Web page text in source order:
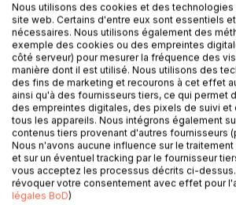
DESCRIPTION
La collection « Connaître une oeuvre »
possibilité de tout savoir du Chef-
Balzac, grâce à une fiche de lecture
détaillée.
La rédaction, claire et accessible, a été
spécialiste universitaire.
Cette fiche de lecture répond à une
Nous utilisons des cookies et des technologies
site web. Certains d'entre eux sont essentiels
nécessaires. Nous utilisons également des
exemple des cookies ou des empreintes
côté serveur) pour mesurer la fréquence des
manière dont il est utilisé. Nous utilisons des
des fins de marketing et recourons à cet effet
ainsi qu'à des fournisseurs tiers, ce qui permet
des empreintes digitales, des pixels de suivi et
tous les appareils. Nous intégrons également
contenus tiers provenant d'autres fournisseurs
Nous n'avons aucune influence sur le
et sur un éventuel tracking par le fournisseur
vous acceptez les processus décrits ci-
révoquer votre consentement avec effet pour
légales BoD)